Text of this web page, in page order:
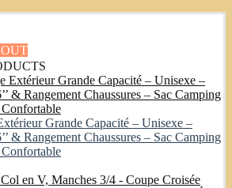
Grande Capacité – Unisexe –
& Rangement Chaussures – Sac Camping